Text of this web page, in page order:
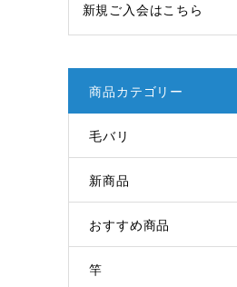
新規ご入会はこちら
商品カテゴリー
毛バリ
新商品
おすすめ商品
竿